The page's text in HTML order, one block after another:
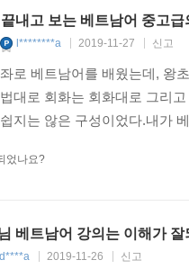
내고 보는 베트남어 중고급
l********a 2019-11-27 신고
로 베트남어를 배웠는데, 왕
대로 회화는 회화대로 그리
지는 않은 구성이었다.내가
었나요?
베트남어 강의는 이해가 잘
d****a 2019-11-26 신고